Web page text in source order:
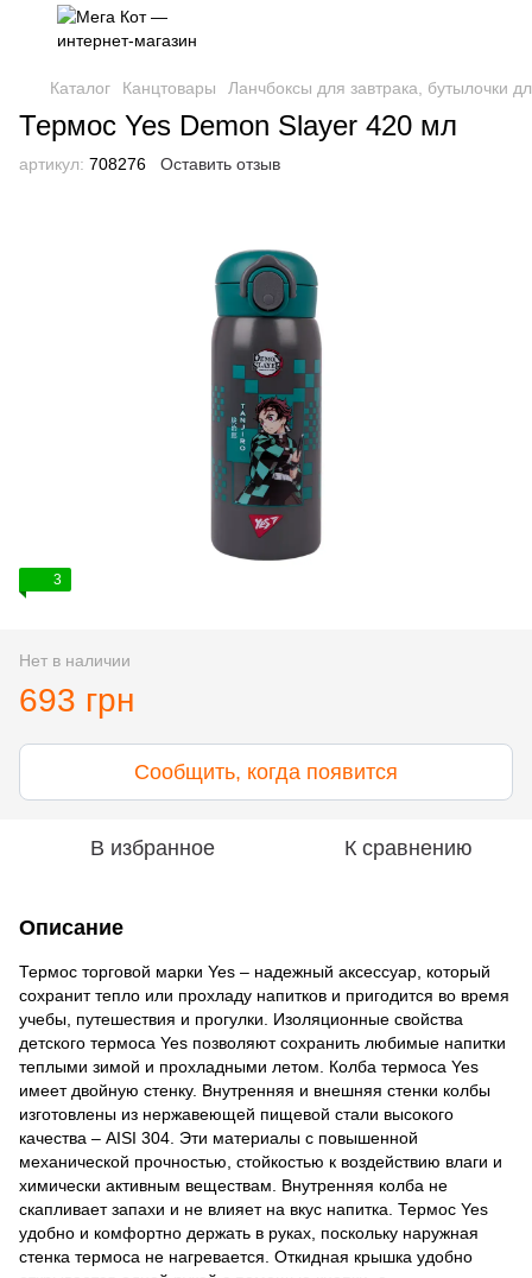
Каталог Канцтовары Ланчбоксы для завтрака, бутылочки
Термос Yes Demon Slayer 420 мл
артикул: 708276 Оставить отзыв
3
Нет в наличии
693 грн
Сообщить, когда появится
В избранное К сравнению
Описание
Термос торговой марки Yes – надежный аксессуар, который
сохранит тепло или прохладу напитков и пригодится во время
учебы, путешествия и прогулки. Изоляционные свойства
детского термоса Yes позволяют сохранить любимые напитки
теплыми зимой и прохладными летом. Колба термоса Yes
имеет двойную стенку. Внутренняя и внешняя стенки колбы
изготовлены из нержавеющей пищевой стали высокого
качества – AISI 304. Эти материалы с повышенной
механической прочностью, стойкостью к воздействию влаги и
химически активным веществам. Внутренняя колба не
скапливает запахи и не влияет на вкус напитка. Термос Yes
удобно и комфортно держать в руках, поскольку наружная
стенка термоса не нагревается. Откидная крышка удобно